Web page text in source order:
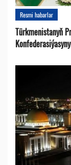
Resmi habarlar
Türkmenistanyň